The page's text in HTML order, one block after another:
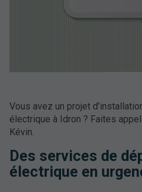
Vous avez un projet
électrique à Idron ? Faites
Kévin.
Des services de
électrique en